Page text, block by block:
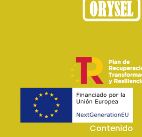
Contenido